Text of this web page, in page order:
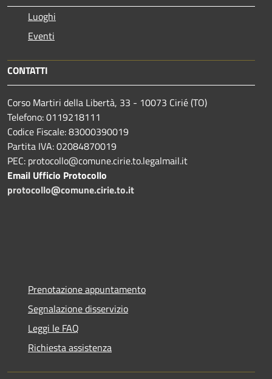
Luoghi
Eventi
CONTATTI
Corso Martiri della Libertà, 33 - 10073 Cirié (TO)
Telefono: 0119218111
Codice Fiscale: 83000390019
Partita IVA: 02084870019
PEC: protocollo@comune.cirie.to.legalmail.it
Email Ufficio Protocollo
protocollo@comune.cirie.to.it
Prenotazione appuntamento
Segnalazione disservizio
Leggi le FAQ
Richiesta assistenza